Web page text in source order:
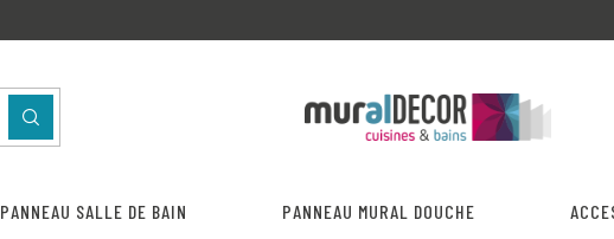
PANNEAU SALLE DE BAIN PANNEAU MURAL DOUCHE